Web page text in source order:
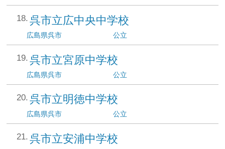
呉市立広中央中学校
広島県呉市 公立
呉市立宮原中学校
広島県呉市 公立
呉市立明徳中学校
広島県呉市 公立
呉市立安浦中学校